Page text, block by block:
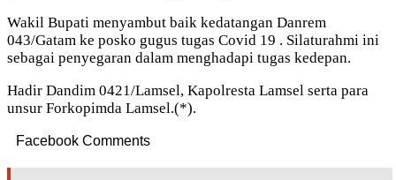
Wakil Bupati menyambut baik kedatangan Danrem
043/Gatam ke posko gugus tugas Covid 19 . Silaturahmi ini
sebagai penyegaran dalam menghadapi tugas kedepan.
Hadir Dandim 0421/Lamsel, Kapolresta Lamsel serta para
unsur Forkopimda Lamsel.(*).
Facebook Comments